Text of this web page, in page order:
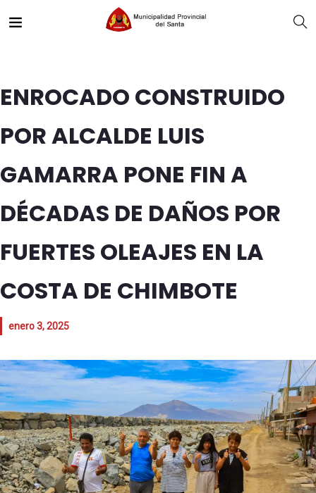
ENROCADO CONSTRUIDO
POR ALCALDE LUIS
GAMARRA PONE FIN A
DÉCADAS DE DAÑOS POR
FUERTES OLEAJES EN LA
COSTA DE CHIMBOTE
enero 3, 2025